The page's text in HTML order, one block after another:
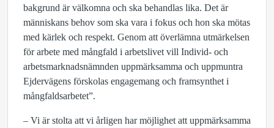
bakgrund är välkomna och ska behandlas lika. Det är
människans behov som ska vara i fokus och hon ska mötas
med kärlek och respekt. Genom att överlämna utmärkelsen
för arbete med mångfald i arbetslivet vill Individ- och
arbetsmarknadsnämnden uppmärksamma och uppmuntra
Ejdervägens förskolas engagemang och framsynthet i
mångfaldsarbetet”.
– Vi är stolta att vi årligen har möjlighet att uppmärksamma